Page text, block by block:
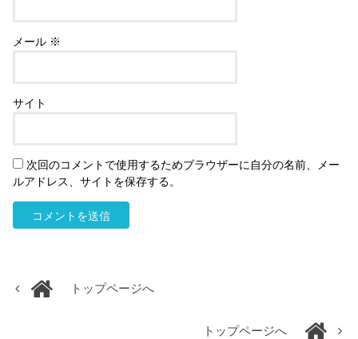
メール ※
サイト
次回のコメントで使用するためブラウザーに自分の名前、メー
ルアドレス、サイトを保存する。
トップページへ
トップページへ